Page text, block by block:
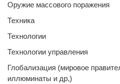
Оружие массового поражения
Техника
Технологии
Технологии управления
Глобализация (мировое
иллюминаты и др,)